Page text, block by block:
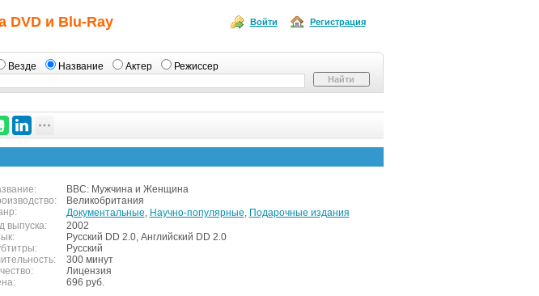
DVD и Blu-Ray Регистрация
Войти
Везде Название Актер Режиссер
BBC: Мужчина и Женщина
Великобритания
Документальные, Научно-популярные, Подарочные издания
выпуска:
2002
Русский DD 2.0, Английский DD 2.0
Русский
300 минут
Лицензия
696 руб.